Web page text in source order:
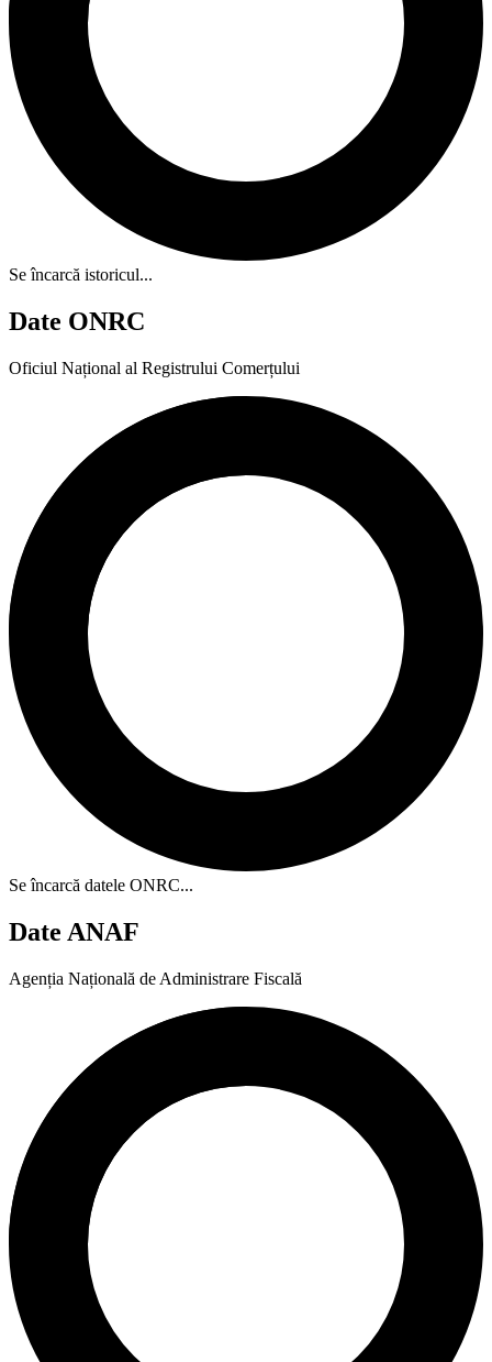
Se încarcă istoricul...
Date ONRC
Oficiul Național al Registrului Comerțului
Se încarcă datele ONRC...
Date ANAF
Agenția Națională de Administrare Fiscală